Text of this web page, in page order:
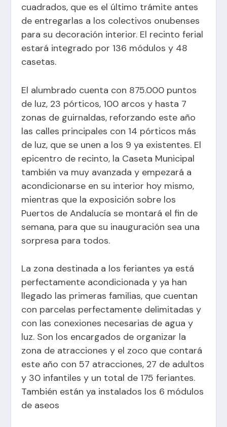
cuadrados, que es el último trámite antes
de entregarlas a los colectivos onubenses
para su decoración interior. El recinto ferial
estará integrado por 136 módulos y 48
casetas.
El alumbrado cuenta con 875.000 puntos
de luz, 23 pórticos, 100 arcos y hasta 7
zonas de guirnaldas, reforzando este año
las calles principales con 14 pórticos más
de luz, que se unen a los 9 ya existentes. El
epicentro de recinto, la Caseta Municipal
también va muy avanzada y empezará a
acondicionarse en su interior hoy mismo,
mientras que la exposición sobre los
Puertos de Andalucía se montará el fin de
semana, para que su inauguración sea una
sorpresa para todos.
La zona destinada a los feriantes ya está
perfectamente acondicionada y ya han
llegado las primeras familias, que cuentan
con parcelas perfectamente delimitadas y
con las conexiones necesarias de agua y
luz. Son los encargados de organizar la
zona de atracciones y el zoco que contará
este año con 57 atracciones, 27 de adultos
y 30 infantiles y un total de 175 feriantes.
También están ya instalados los 6 módulos
de aseos